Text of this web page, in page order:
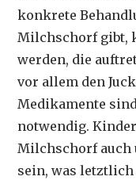
konkrete
Milchschorf gibt,
werden, die
vor allem den
Medikamente
notwendig.
Milchschorf auch
sein, was letztlich